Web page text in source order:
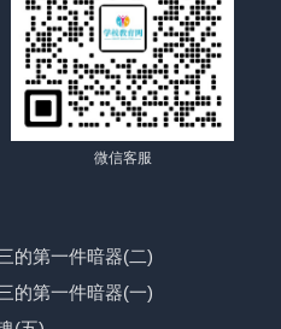
微信客服
的第一件暗器(二)
的第一件暗器(一)